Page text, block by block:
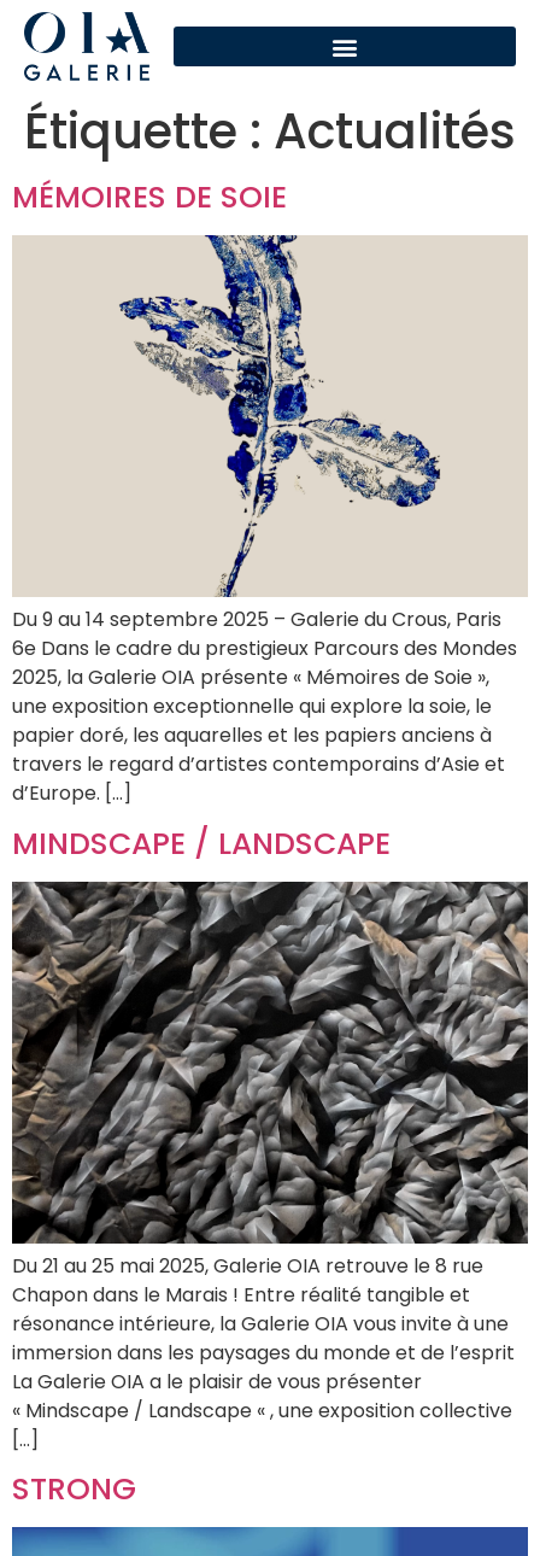
Étiquette : Actualités
MÉMOIRES DE SOIE
Du 9 au 14 septembre 2025 – Galerie du Crous, Paris
6e Dans le cadre du prestigieux Parcours des Mondes
2025, la Galerie OIA présente « Mémoires de Soie »,
une exposition exceptionnelle qui explore la soie, le
papier doré, les aquarelles et les papiers anciens à
travers le regard d’artistes contemporains d’Asie et
d’Europe. […]
MINDSCAPE / LANDSCAPE
Du 21 au 25 mai 2025, Galerie OIA retrouve le 8 rue
Chapon dans le Marais ! Entre réalité tangible et
résonance intérieure, la Galerie OIA vous invite à une
immersion dans les paysages du monde et de l’esprit
La Galerie OIA a le plaisir de vous présenter
« Mindscape / Landscape « , une exposition collective
[…]
STRONG